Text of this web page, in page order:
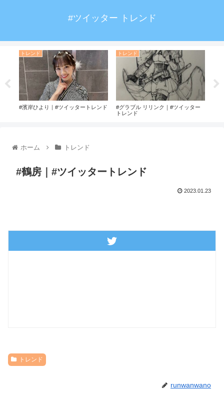
#ツイッター トレンド
トレンド
#濱岸ひより｜#ツイッタートレンド
トレンド
#グラブル リリンク｜#ツイッター
トレンド
ホーム トレンド
#鶴房｜#ツイッタートレンド
2023.01.23
トレンド
runwanwano